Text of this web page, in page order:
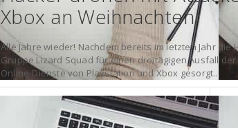
Xbox an Weihnachten
Alle Jahre wieder! Nachdem bereits im letzten Jahr die
Gruppe Lizard Squad für einen dreitägigen Ausfall
Online-Dienste von Playstation und Xbox gesorgt...